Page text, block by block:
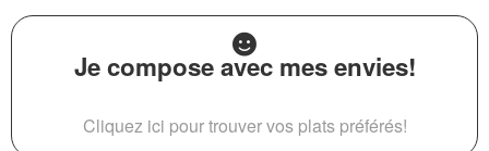
Je compose avec mes envies!
Cliquez ici pour trouver vos plats préférés!